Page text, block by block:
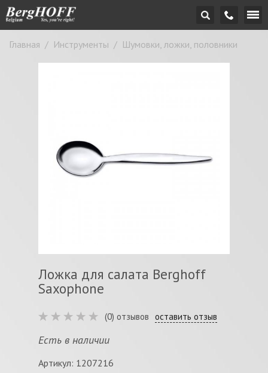
Главная / Инструменты / Шумовки, ложки, половники
Ложка для салата Berghoff
Saxophone
(0) отзывов оставить отзыв
Есть в наличии
Артикул: 1207216